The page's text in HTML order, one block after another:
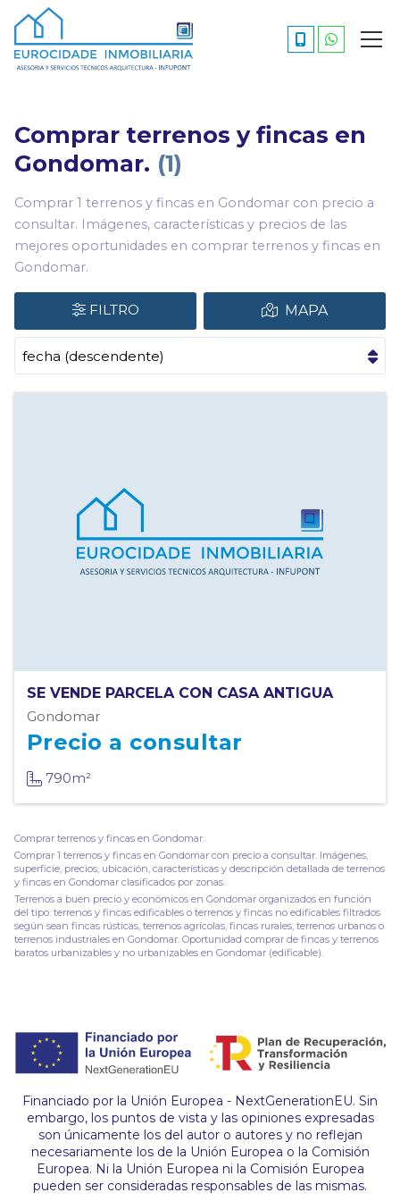
Comprar terrenos y fincas en
Gondomar. 1
Comprar 1 terrenos y fincas en Gondomar con precio a
consultar. Imágenes, características y precios de las
mejores oportunidades en comprar terrenos y fincas en
Gondomar.
FILTRO MAPA
SE VENDE PARCELA CON CASA ANTIGUA
Precio a consultar
790m²
Gondomar
Comprar terrenos y fincas en Gondomar.
Comprar 1 terrenos y fincas en Gondomar con precio a consultar. Imágenes,
superficie, precios, ubicación, características y descripción detallada de terrenos
y fincas en Gondomar clasificados por zonas.
Terrenos a buen precio y económicos en Gondomar organizados en función
del tipo: terrenos y fincas edificables o terrenos y fincas no edificables filtrados
según sean fincas rústicas, terrenos agrícolas, fincas rurales, terrenos urbanos o
terrenos industriales en Gondomar. Oportunidad comprar de fincas y terrenos
baratos urbanizables y no urbanizables en Gondomar (edificable).
Financiado por la Unión Europea - NextGenerationEU. Sin
embargo, los puntos de vista y las opiniones expresadas
son únicamente los del autor o autores y no reflejan
necesariamente los de la Unión Europea o la Comisión
Europea. Ni la Unión Europea ni la Comisión Europea
pueden ser consideradas responsables de las mismas.